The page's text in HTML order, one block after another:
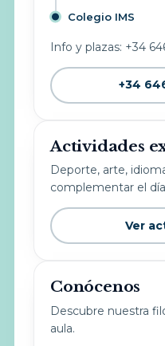
Colegio IMS
Info y plazas: +34
+34
Actividades
Deporte, arte,
complementar el
Ver
Conócenos
Descubre nuestra
aula.